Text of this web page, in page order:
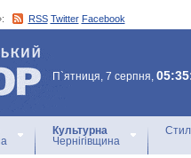
RSS Twitter Facebook
П`ятниця, 7 серпня,
Культурна
Чернігівщина